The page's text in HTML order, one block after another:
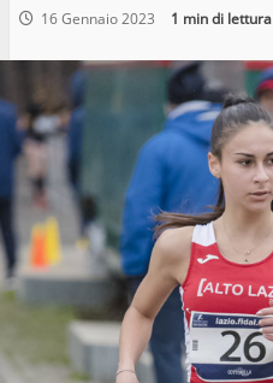
16 Gennaio 2023 1 min di lettura